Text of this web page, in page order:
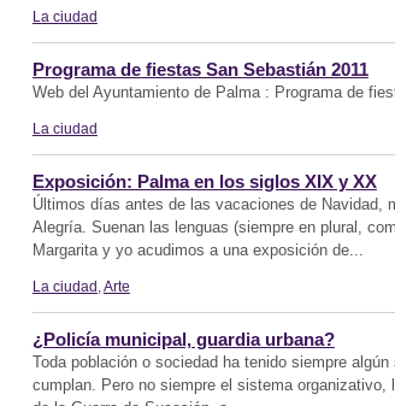
La ciudad
Programa de fiestas San Sebastián 2011
Web del Ayuntamiento de Palma : Programa de
La ciudad
Exposición: Palma en los siglos XIX y XX
Últimos días antes de las vacaciones de Navidad,
Alegría. Suenan las lenguas (siempre en plural,
Margarita y yo acudimos a una exposición de...
La ciudad Arte
¿Policía municipal, guardia urbana?
Toda población o sociedad ha tenido siempre
cumplan. Pero no siempre el sistema